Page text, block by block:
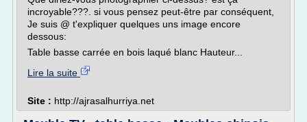
incroyable???. si vous pensez peut-être par conséquent,
Je suis @ t'expliquer quelques uns image encore
dessous:
Table basse carrée en bois laqué blanc Hauteur...
Lire la suite
Site : http://ajrasalhurriya.net